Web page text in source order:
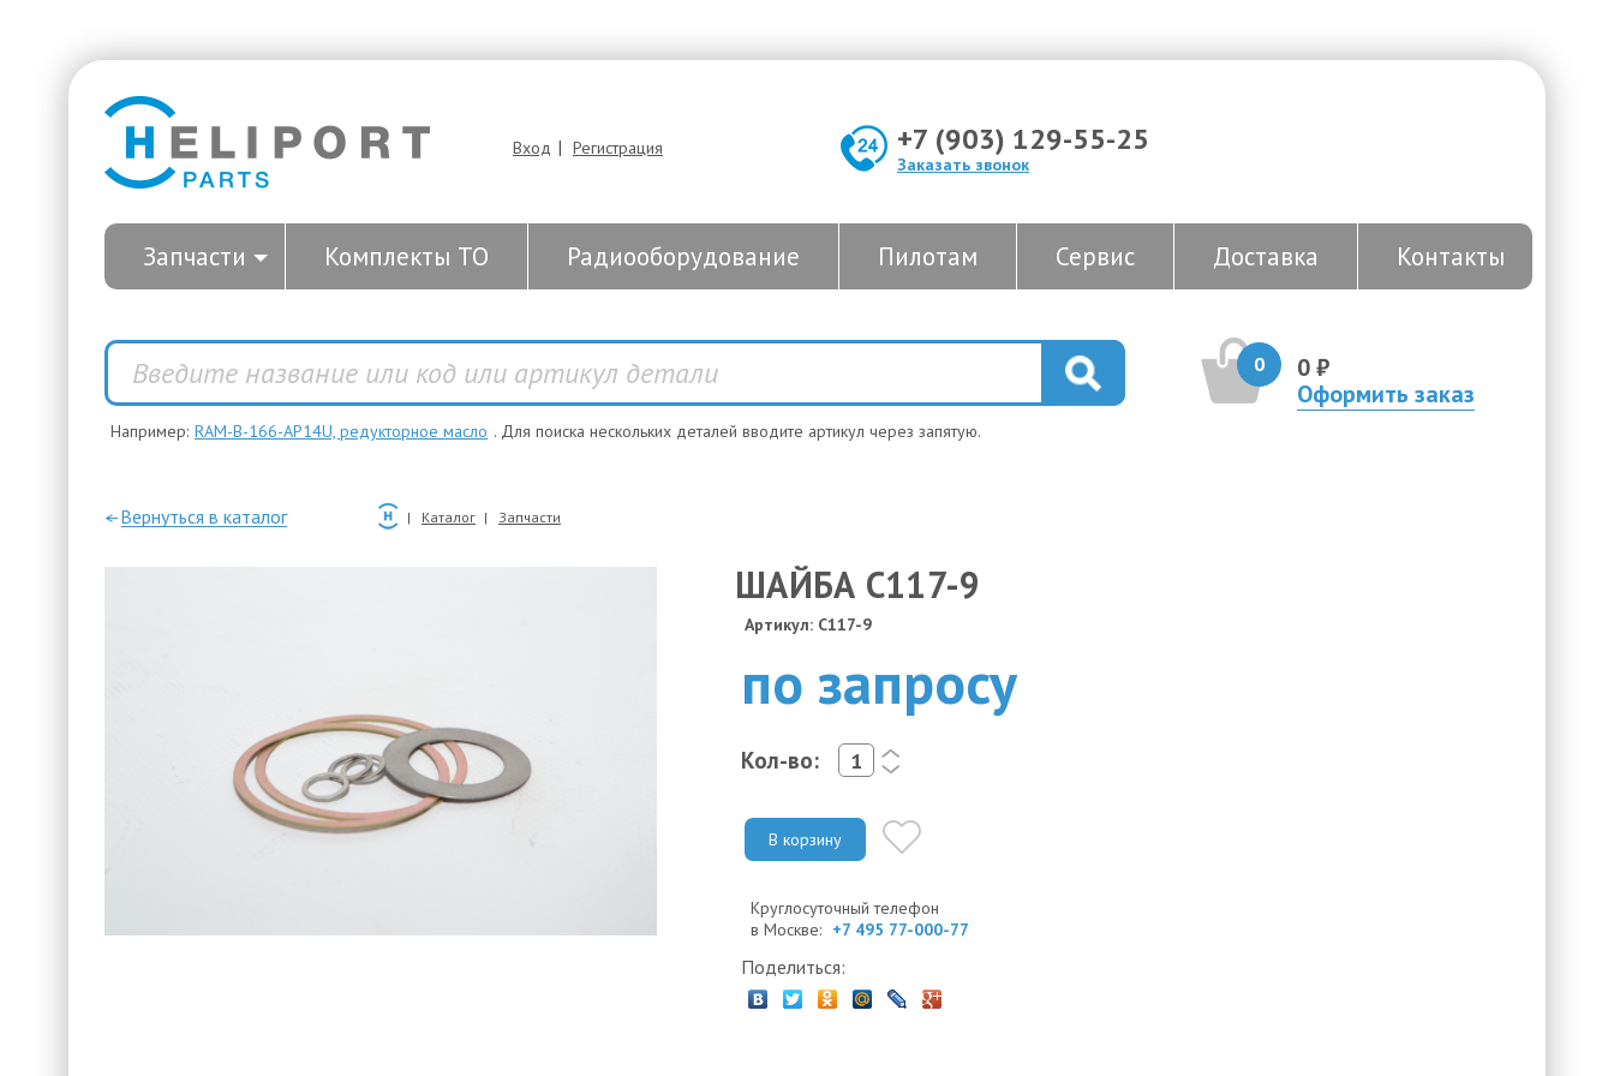
Вход | Регистрация +7 (903) 129-55-25
Заказать звонок
Запчасти Комплекты ТО Радиооборудование Пилотам Сервис Доставка Контакты
0
0 ₽
Оформить заказ
Например: RAM-B-166-AP14U, редукторное масло . Для поиска нескольких деталей вводите артикул через запятую.
—Вернуться в каталог Каталог Запчасти
ШАЙБА C117-9
Артикул: C117-9
по запросу
Кол-во:
<
>
В корзину
Круглосуточный телефон
в Москве: +7 495 77-000-77
Поделиться: